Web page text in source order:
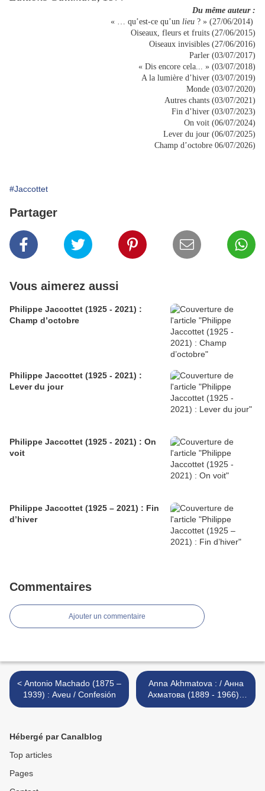
Du même auteur :
« … qu’est-ce qu’un lieu ? » (27/06/2014)
Oiseaux, fleurs et fruits (27/06/2015)
Oiseaux invisibles (27/06/2016)
Parler (03/07/2017)
« Dis encore cela... » (03/07/2018)
A la lumière d’hiver (03/07/2019)
Monde (03/07/2020)
Autres chants (03/07/2021)
Fin d’hiver (03/07/2023)
On voit (06/07/2024)
Lever du jour (06/07/2025)
Champ d’octobre 06/07/2026)
#Jaccottet
Partager
Vous aimerez aussi
Philippe Jaccottet (1925 - 2021) :
Champ d’octobre
Philippe Jaccottet (1925 - 2021) :
Lever du jour
Philippe Jaccottet (1925 - 2021) : On
voit
Philippe Jaccottet (1925 – 2021) : Fin
d’hiver
Commentaires
Ajouter un commentaire
< Antonio Machado (1875 –
1939) : Aveu / Confesión
Anna Akhmatova : / Анна
Ахматова (1889 - 1966) :
Jardin d’été / Летний сад >
Hébergé par Canalblog
Top articles
Pages